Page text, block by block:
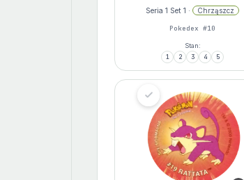
Seria 1 Set 1 · Chrząszcz
Pokedex #10
Stan:
1 2 3 4 5